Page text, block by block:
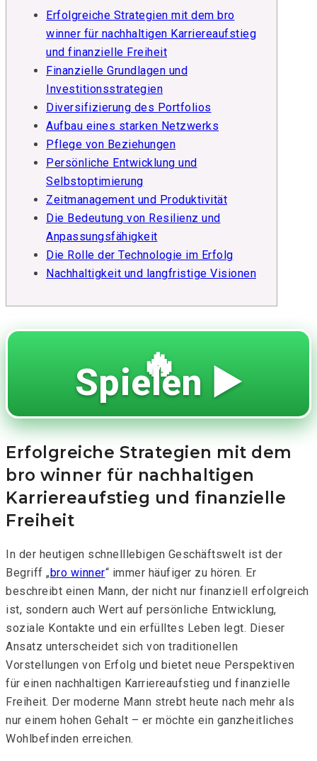
Erfolgreiche Strategien mit dem bro
winner für nachhaltigen Karriereaufstieg
und finanzielle Freiheit
Finanzielle Grundlagen und
Investitionsstrategien
Diversifizierung des Portfolios
Aufbau eines starken Netzwerks
Pflege von Beziehungen
Persönliche Entwicklung und
Selbstoptimierung
Zeitmanagement und Produktivität
Die Bedeutung von Resilienz und
Anpassungsfähigkeit
Die Rolle der Technologie im Erfolg
Nachhaltigkeit und langfristige Visionen
🔥
Spielen ▶️
Erfolgreiche Strategien mit dem
bro winner für nachhaltigen
Karriereaufstieg und finanzielle
Freiheit
In der heutigen schnelllebigen Geschäftswelt ist der
Begriff „bro winner“ immer häufiger zu hören. Er
beschreibt einen Mann, der nicht nur finanziell erfolgreich
ist, sondern auch Wert auf persönliche Entwicklung,
soziale Kontakte und ein erfülltes Leben legt. Dieser
Ansatz unterscheidet sich von traditionellen
Vorstellungen von Erfolg und bietet neue Perspektiven
für einen nachhaltigen Karriereaufstieg und finanzielle
Freiheit. Der moderne Mann strebt heute nach mehr als
nur einem hohen Gehalt – er möchte ein ganzheitliches
Wohlbefinden erreichen.